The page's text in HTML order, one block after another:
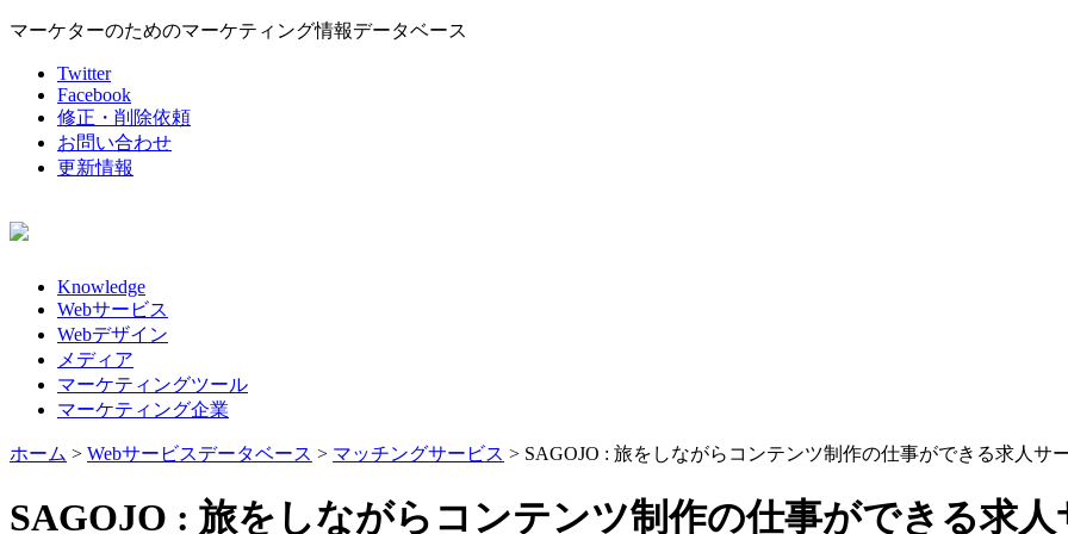
マーケターのためのマーケティング情報データベース
Twitter
Facebook
修正・削除依頼
お問い合わせ
更新情報
Knowledge
Webサービス
Webデザイン
メディア
マーケティングツール
マーケティング企業
ホーム > Webサービスデータベース > マッチングサービス > SAGOJO : 旅をしながらコンテンツ制作の仕事ができる求人サ
SAGOJO : 旅をしながらコンテンツ制作の仕事ができる求人